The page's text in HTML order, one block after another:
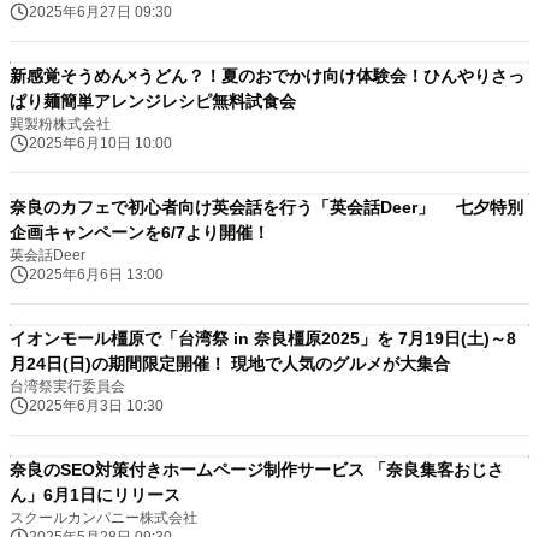
2025年6月27日 09:30
新感覚そうめん×うどん？！夏のおでかけ向け体験会！ひんやりさっ
ぱり麺簡単アレンジレシピ無料試食会
巽製粉株式会社
2025年6月10日 10:00
奈良のカフェで初心者向け英会話を行う「英会話Deer」 七夕特別
企画キャンペーンを6/7より開催！
英会話Deer
2025年6月6日 13:00
イオンモール橿原で「台湾祭 in 奈良橿原2025」を 7月19日(土)～8
月24日(日)の期間限定開催！ 現地で人気のグルメが大集合
台湾祭実行委員会
2025年6月3日 10:30
奈良のSEO対策付きホームページ制作サービス 「奈良集客おじさ
ん」6月1日にリリース
スクールカンパニー株式会社